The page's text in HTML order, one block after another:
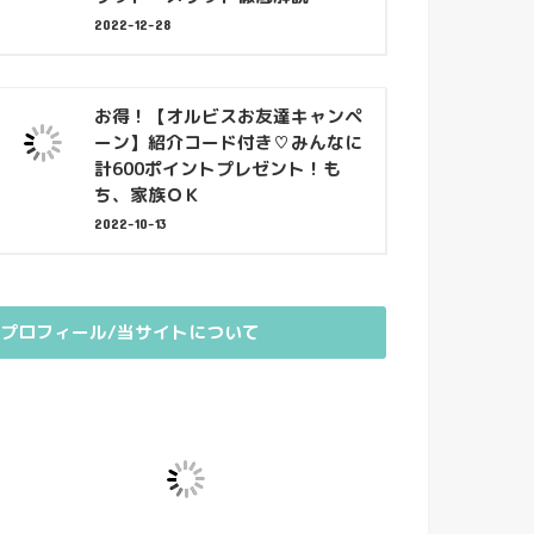
2022-12-28
お得！【オルビスお友達キャンペ
ーン】紹介コード付き♡みんなに
計600ポイントプレゼント！も
ち、家族ＯＫ
2022-10-13
プロフィール/当サイトについて